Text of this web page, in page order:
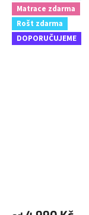
Matrace zdarma
Rošt zdarma
DOPORUČUJEME